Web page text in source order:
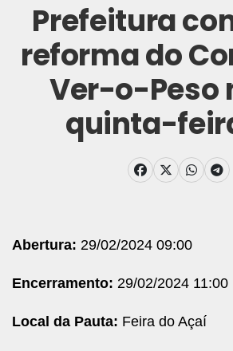
Prefeitura
reforma do
Ver-o-Peso
quinta-
Abertura: 29/02/2024 09:00
Encerramento: 29/02/2024 11:00
Local da Pauta: Feira do Açaí